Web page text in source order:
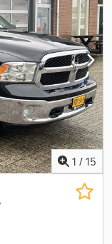
5, Byggeår:2024,
control,
1 / 15